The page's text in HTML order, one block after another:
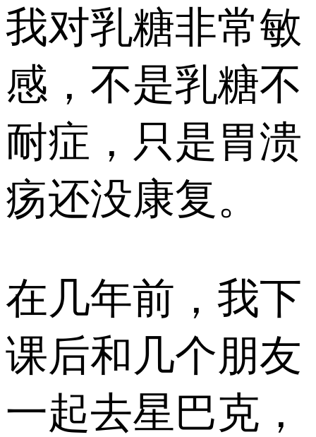
我对乳糖非常敏
感，不是乳糖不
耐症，只是胃溃
疡还没康复。
在几年前，我下
课后和几个朋友
一起去星巴克，